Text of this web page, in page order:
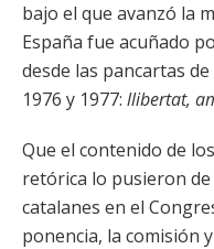
bajo el que avanzó la
España fue acuñado
desde las pancartas
1976 y 1977: llibertat,
Que el contenido de
retórica lo pusieron
catalanes en el
ponencia, la comisión